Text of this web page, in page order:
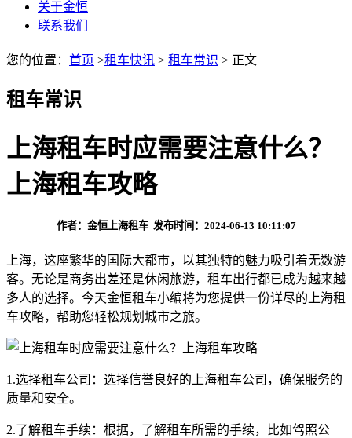
关于金恒
联系我们
您的位置： 首页 >租车快讯 > 租车常识 > 正文
租车常识
上海租车时应需要注意什么？
上海租车攻略
作者：金恒上海租车 发布时间：2024-06-13 10:11:07
上海，这座繁华的国际大都市，以其独特的魅力吸引着无数游
客。无论是商务出差还是休闲旅游，租车出行都已成为越来越
多人的选择。今天金恒租车小编将为您提供一份详尽的上海租
车攻略，帮助您轻松规划城市之旅。
1.选择租车公司：选择信誉良好的上海租车公司，确保服务的
质量和安全。
2.了解租车手续：根据，了解租车所需的手续，比如驾照公